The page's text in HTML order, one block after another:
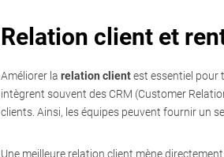
Relation client et
Améliorer la relation clientest essentiel pour
intègrent souvent des CRM (Customer
clients. Ainsi, les équipes peuvent fournir un
Une meilleure relation client mène